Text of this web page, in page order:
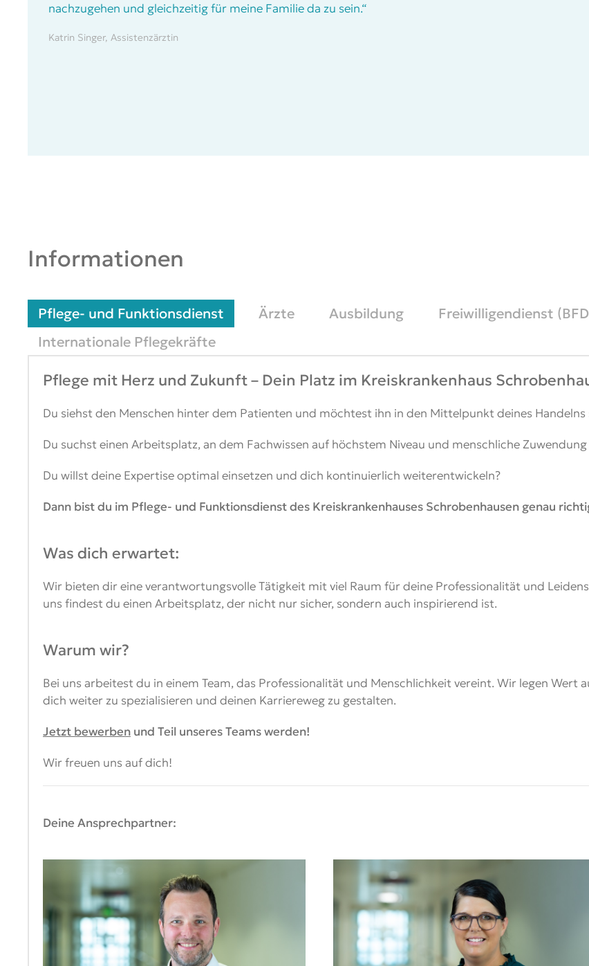
nachzugehen und gleichzeitig für meine Familie da zu sein.“
Katrin Singer, Assistenzärztin
Informationen
Pflege- und Funktionsdienst Ärzte Ausbildung
Freiwilligendienst
Internationale Pflegekräfte
Pflege mit Herz und Zukunft – Dein Platz im Kreiskrankenhaus
Du siehst den Menschen hinter dem Patienten und möchtest ihn in den Mittelpunkt deines Handelns
Du suchst einen Arbeitsplatz, an dem Fachwissen auf höchstem Niveau und menschliche
Du willst deine Expertise optimal einsetzen und dich kontinuierlich weiterentwickeln?
Dann bist du im Pflege- und Funktionsdienst des Kreiskrankenhauses Schrobenhausen genau
Was dich erwartet:
Wir bieten dir eine verantwortungsvolle Tätigkeit mit viel Raum für deine Professionalität und
uns findest du einen Arbeitsplatz, der nicht nur sicher, sondern auch inspirierend ist.
Warum wir?
Bei uns arbeitest du in einem Team, das Professionalität und Menschlichkeit vereint. Wir legen
dich weiter zu spezialisieren und deinen Karriereweg zu gestalten.
Jetzt bewerben und Teil unseres Teams werden!
Wir freuen uns auf dich!
Deine Ansprechpartner: